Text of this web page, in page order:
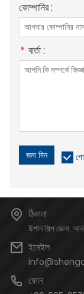
কোম্পানির :
* বার্তা :
জমা দিন
ঠিকানা
উশান শিল্প জেলা,
ইমেইল
ফোন